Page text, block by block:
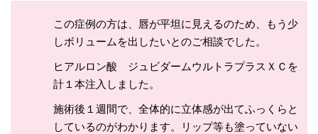
この症例の方は、唇が平坦に見えるのため、もう少
しボリュームを出したいとのご相談でした。
ヒアルロン酸 ジュビダームウルトラプラスＸＣを
計１本注入しました。
施術後１週間で、全体的に立体感が出てふっくらと
しているのがわかります。リップ等も塗っていない